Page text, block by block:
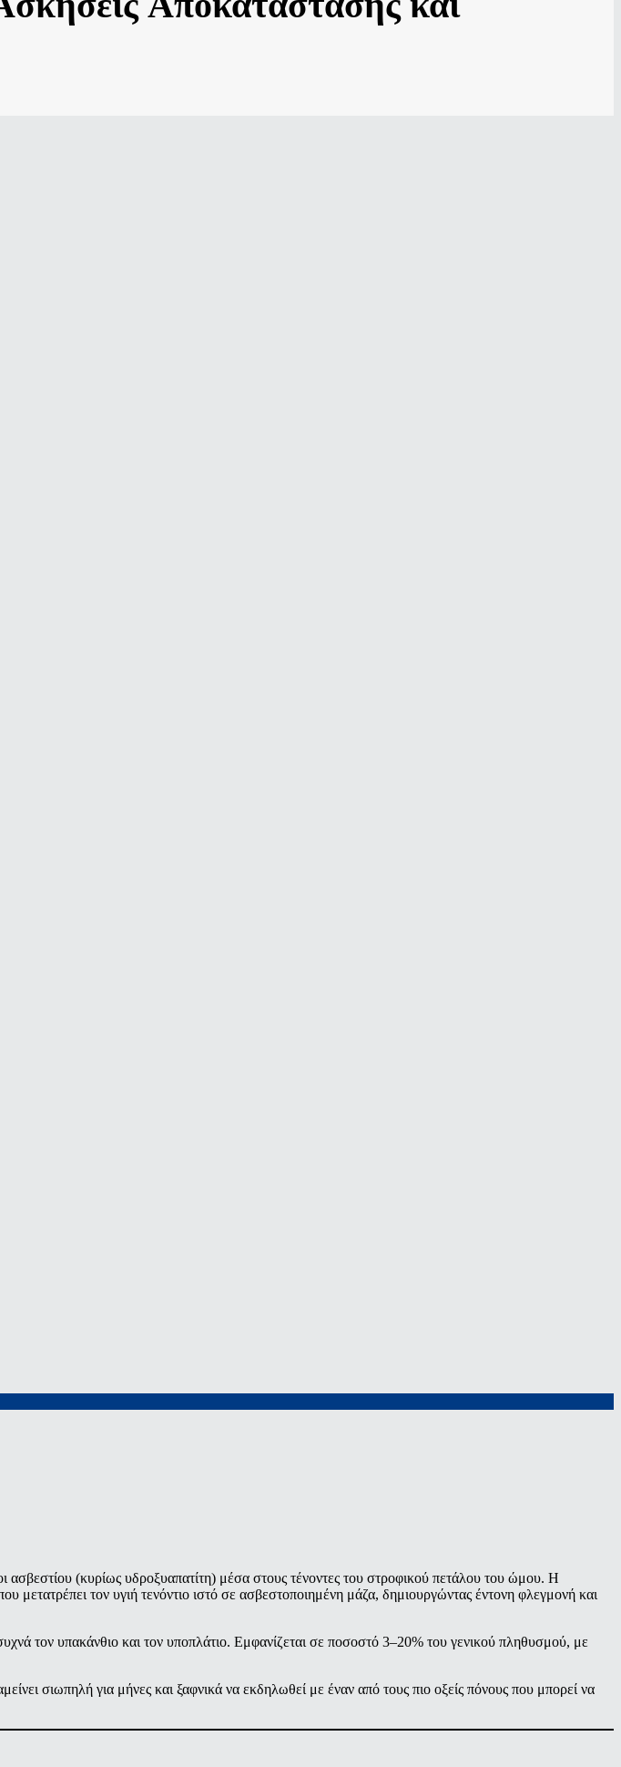
ασβεστίου (κυρίως υδροξυαπατίτη) μέσα στους τένοντες του στροφικού πετάλου του ώμου. Η
τον υγιή τενόντιο ιστό σε ασβεστοποιημένη μάζα, δημιουργώντας έντονη φλεγμονή και
τον υπακάνθιο και τον υποπλάτιο. Εμφανίζεται σε ποσοστό 3–20% του γενικού πληθυσμού, με
σιωπηλή για μήνες και ξαφνικά να εκδηλωθεί με έναν από τους πιο οξείς πόνους που μπορεί να